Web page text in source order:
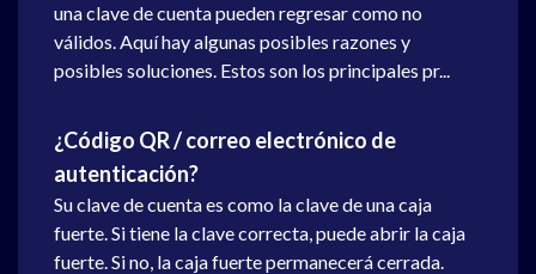
una clave de cuenta pueden regresar como no
válidos. Aquí hay algunas posibles razones y
posibles soluciones. Estos son los principales pr...
¿Código QR / correo electrónico de
autenticación?
Su clave de cuenta es como la clave de una caja
fuerte. Si tiene la clave correcta, puede abrir la caja
fuerte. Si no, la caja fuerte permanecerá cerrada.